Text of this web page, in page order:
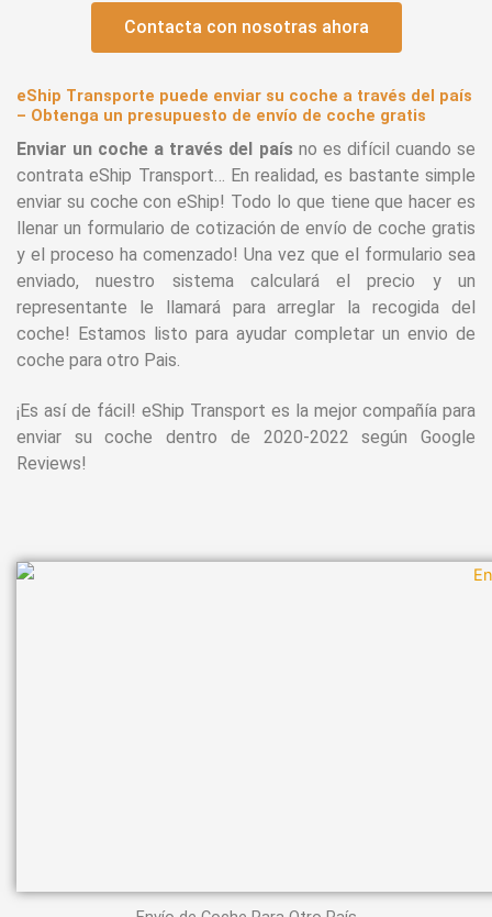
Contacta con nosotras ahora
eShip Transporte puede enviar su coche a través del país
– Obtenga un presupuesto de envío de coche gratis
Enviar un coche a través del país no es difícil cuando se
contrata eShip Transport… En realidad, es bastante simple
enviar su coche con eShip! Todo lo que tiene que hacer es
llenar un formulario de cotización de envío de coche gratis
y el proceso ha comenzado! Una vez que el formulario sea
enviado, nuestro sistema calculará el precio y un
representante le llamará para arreglar la recogida del
coche! Estamos listo para ayudar completar un envio de
coche para otro Pais.
¡Es así de fácil! eShip Transport es la mejor compañía para
enviar su coche dentro de 2020-2022 según Google
Reviews!